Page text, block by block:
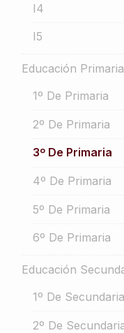
I4
I5
Educación Primaria
1º De Primaria
2º De Primaria
3º De Primaria
4º De Primaria
5º De Primaria
6º De Primaria
Educación
1º De Secundaria
2º De